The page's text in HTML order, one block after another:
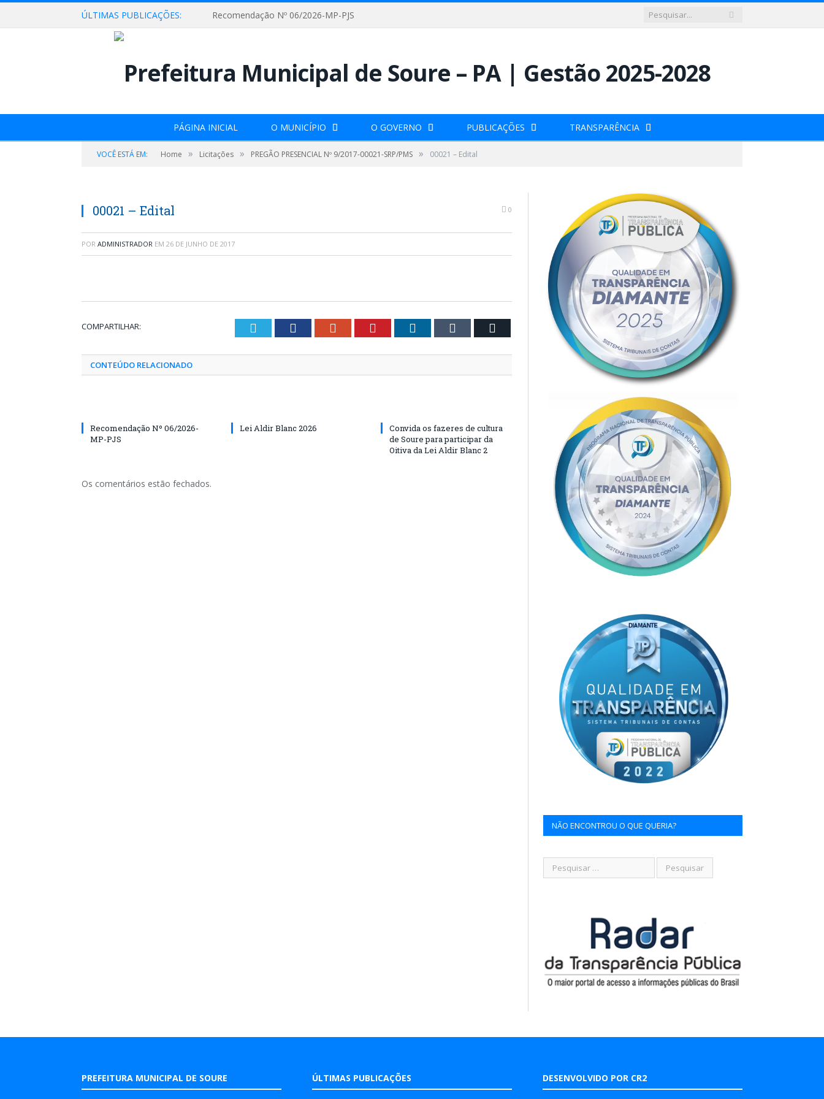
ÚLTIMAS PUBLICAÇÕES: Recomendação Nº 06/2026-MP-PJS
PÁGINA INICIAL O MUNICÍPIO O GOVERNO PUBLICAÇÕES TRANSPARÊNCIA
VOCÊ ESTÁ EM: Home » Licitações » PREGÃO PRESENCIAL Nº 9/2017-00021-SRP/PMS » 00021 – Edital
00021 – Edital 0
POR ADMINISTRADOR EM 26 DE JUNHO DE 2017
COMPARTILHAR: Twitter Facebook Google+ Pinterest LinkedIn Tumblr
CONTEÚDO RELACIONADO
Recomendação Nº 06/2026-
MP-PJS
Lei Aldir Blanc 2026
Convida os fazeres de cultura
de Soure para participar da
Oitiva da Lei Aldir Blanc 2
Os comentários estão fechados.
NÃO ENCONTROU O QUE QUERIA?
PREFEITURA MUNICIPAL DE SOURE ÚLTIMAS PUBLICAÇÕES DESENVOLVIDO POR CR2